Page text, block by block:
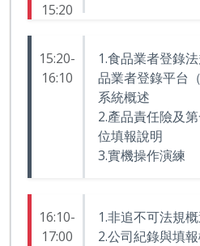
15:20
15:20-
16:10
1.食品業者登錄
品業者登錄平台
系統概述
2.產品責任險及
位填報說明
3.實機操作演練
16:10-
17:00
1.非追不可法規
2.公司紀錄與填